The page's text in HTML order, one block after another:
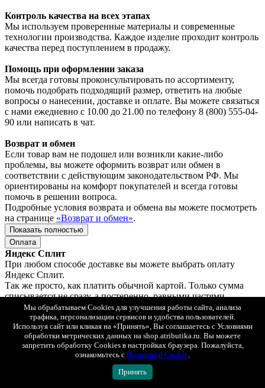
Контроль качества на всех этапах
Мы используем проверенные материалы и современные
технологии производства. Каждое изделие проходит контроль
качества перед поступлением в продажу.
Помощь при оформлении заказа
Мы всегда готовы проконсультировать по ассортименту,
помочь подобрать подходящий размер, ответить на любые
вопросы о нанесении, доставке и оплате. Вы можете связаться
с нами ежедневно с 10.00 до 21.00 по телефону 8 (800) 555-04-
90 или написать в чат.
Возврат и обмен
Если товар вам не подошел или возникли какие-либо
проблемы, вы можете оформить возврат или обмен в
соответствии с действующим законодательством РФ. Мы
ориентированы на комфорт покупателей и всегда готовы
помочь в решении вопроса.
Подробные условия возврата и обмена вы можете посмотреть
на странице «Возврат и обмен».
Показать полностью
Оплата
Яндекс Сплит
При любом способе доставке вы можете выбрать оплату
Яндекс Сплит.
Так же просто, как платить обычной картой. Только сумма
списывается не сразу, а постепенно, равными частями.
Сплит — сервис рассрочки, который делит оплату покупки на
4 части. В момент покупки нужно заплатить только ¼ от
суммы, дальше — 3 платежа раз в 2 недели.
Без комиссии, оплачиваете только стоимость заказа.
Это не кредит, для оформления не нужно подавать заявку и
ждать одобрения — понадобится только номер телефона.
Мы обрабатываем Cookies для улучшения работы сайта, анализа
трафика, персонализации сервисов и удобства пользователей.
Используя сайт или кликая на «Принять», Вы соглашаетесь с Условиями
обработки метрических данных на shop.atributika.ru. Вы можете
запретить обработку Cookies в настройках браузера. Пожалуйста,
ознакомьтесь с Политикой Cookie.
Принять